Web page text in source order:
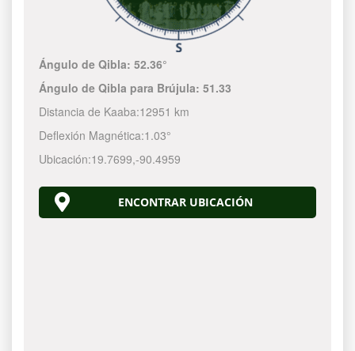
Ángulo de Qibla:52.36°
Ángulo de Qibla para Brújula:51.33
Distancia de Kaaba:12951 km
Deflexión Magnética:1.03°
Ubicación:19.7699,-90.4959
ENCONTRAR UBICACIÓN